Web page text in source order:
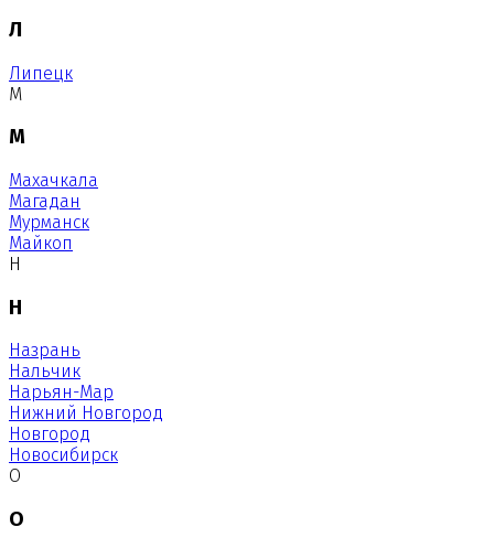
Л
Липецк
М
М
Махачкала
Магадан
Мурманск
Майкоп
Н
Н
Назрань
Нальчик
Нарьян-Мар
Нижний Новгород
Новгород
Новосибирск
О
О